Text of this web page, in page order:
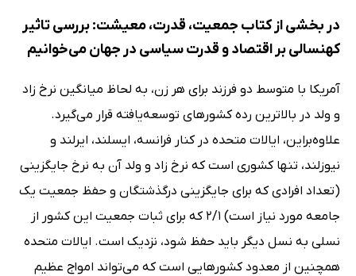
در بخشی از کتاب جمعیت، قدرت، معیشت: بررسی تاثیر
کهنسالی بر اقتصاد و قدرت سیاسی در جهان می‌خوانیم
آمریکا با متوسط دو فرزند برای هر زن، به لحاظ میانگین نرخ زاد
و ولد در بالاترین رده کشورهای توسعه‌یافته قرار می‌گیرد.
علاوه‌براین، ایالات متحده در کنار فرانسه، ایسلند، ایرلند و
نیوزلند، تنها کشوری است که نرخ زاد و ولد آن به نرخ جایگزینی
(تعداد افرادی که برای جایگزینی درگذشتگان و حفظ جمعیت یک
جامعه مورد نیاز است) 2/1 که برای ثبات جمعیت این کشور از
نسلی به نسل دیگر باید حفظ شود، نزدیک است. ایالات متحده
همچنین از معدود کشورهایی است که می‌تواند امواج عظیم